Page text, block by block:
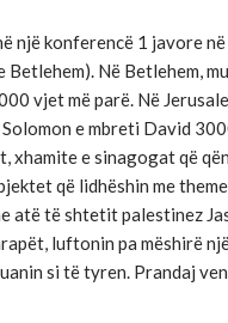
një konferencë 1 javore
Betlehem). Në Betlehem,
vjet më parë. Në
e mbreti David
xhamite e sinagogat që
që lidhëshin me
atë të shtetit palestinez
luftonin pa mëshirë
si të tyren. Prandaj